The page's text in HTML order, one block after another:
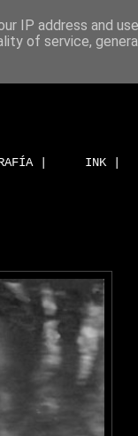
| INK |
IP address and
of service,